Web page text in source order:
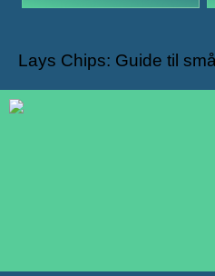
Lays Chips: Guide til